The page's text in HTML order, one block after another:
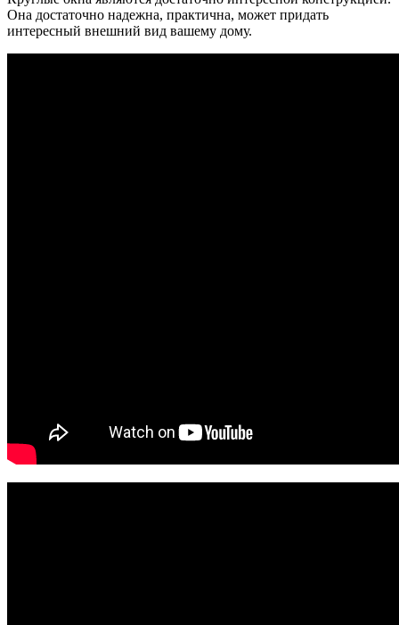
Она достаточно надежна, практична, может придать
интересный внешний вид вашему дому.